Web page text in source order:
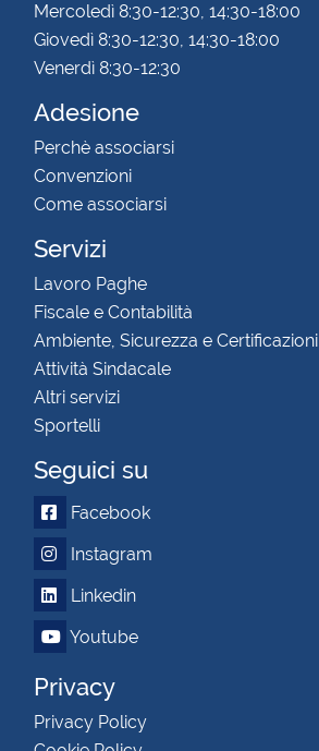
Mercoledì 8:30-12:30, 14:30-18:00
Giovedì 8:30-12:30, 14:30-18:00
Venerdì 8:30-12:30
Adesione
Perchè associarsi
Convenzioni
Come associarsi
Servizi
Lavoro Paghe
Fiscale e Contabilità
Ambiente, Sicurezza e Certificazioni
Attività Sindacale
Altri servizi
Sportelli
Seguici su
Facebook
Instagram
Linkedin
Youtube
Privacy
Privacy Policy